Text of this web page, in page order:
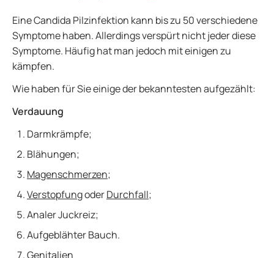
Eine Candida Pilzinfektion kann bis zu 50 verschiedene
Symptome haben. Allerdings verspürt nicht jeder diese
Symptome. Häufig hat man jedoch mit einigen zu
kämpfen.
Wie haben für Sie einige der bekanntesten aufgezählt:
Verdauung
Darmkrämpfe;
Blähungen;
Magenschmerzen;
VerstopfungoderDurchfall;
Analer Juckreiz;
Aufgeblähter Bauch.
Genitalien